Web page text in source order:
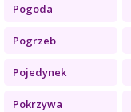
Pogoda
Pogrzeb
Pojedynek
Pokrzywa